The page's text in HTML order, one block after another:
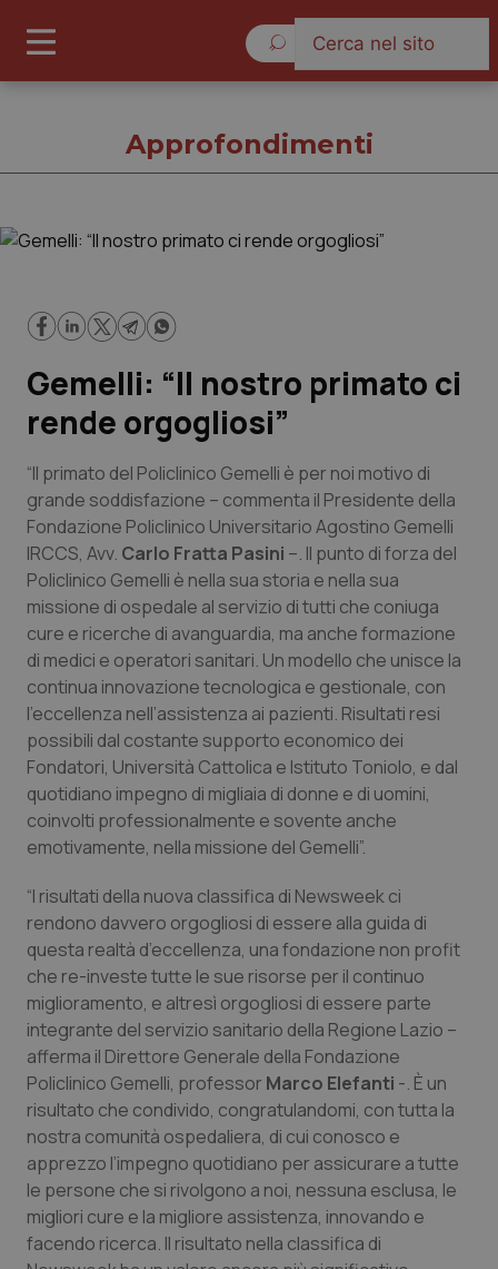
Cronache
Governo e Parlamento
Regioni e Asl
Lavoro e Professioni
Scienza e Farmaci
Studi e Analisi
Lettere al direttore
Edizioni Regionali
QS Pro
Professionisti Sanitari.AI
Abruzzo
Basilicata
Calabria
Campania
Emilia-Romagna
Friuli Venezia Giulia
Lazio
QS Pro Gold
Artrite & artrosi
Asma & BPCO
Car-T
Colesterolo & coronaropatie
Dermatite Atopica
Diabete & glucometri
QS Club Newsletter
Approfondimenti
Gemelli: “Il nostro primato ci
rende orgogliosi”
“Il primato del Policlinico Gemelli è per noi motivo di
grande soddisfazione – commenta il Presidente della
Fondazione Policlinico Universitario Agostino Gemelli
IRCCS, Avv. Carlo Fratta Pasini –. Il punto di forza del
Policlinico Gemelli è nella sua storia e nella sua
missione di ospedale al servizio di tutti che coniuga
cure e ricerche di avanguardia, ma anche formazione
di medici e operatori sanitari. Un modello che unisce la
continua innovazione tecnologica e gestionale, con
l’eccellenza nell’assistenza ai pazienti. Risultati resi
possibili dal costante supporto economico dei
Fondatori, Università Cattolica e Istituto Toniolo, e dal
quotidiano impegno di migliaia di donne e di uomini,
coinvolti professionalmente e sovente anche
emotivamente, nella missione del Gemelli”.
“I risultati della nuova classifica di Newsweek ci
rendono davvero orgogliosi di essere alla guida di
questa realtà d’eccellenza, una fondazione non profit
che re-investe tutte le sue risorse per il continuo
miglioramento, e altresì orgogliosi di essere parte
integrante del servizio sanitario della Regione Lazio –
afferma il Direttore Generale della Fondazione
Policlinico Gemelli, professor Marco Elefanti -. È un
risultato che condivido, congratulandomi, con tutta la
nostra comunità ospedaliera, di cui conosco e
apprezzo l’impegno quotidiano per assicurare a tutte
le persone che si rivolgono a noi, nessuna esclusa, le
migliori cure e la migliore assistenza, innovando e
facendo ricerca. Il risultato nella classifica di